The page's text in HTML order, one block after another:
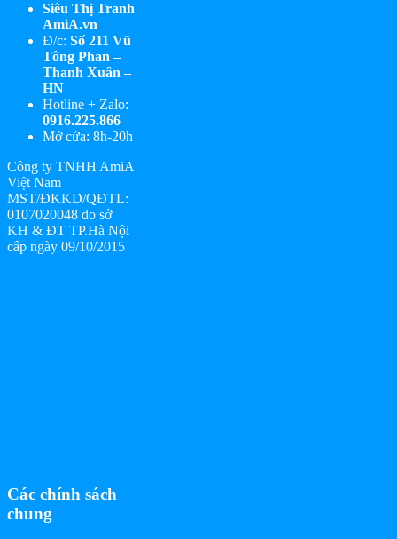
Siêu Thị Tranh
AmiA.vn
Đ/c: Số 211 Vũ
Tông Phan –
Thanh Xuân –
HN
Hotline + Zalo:
0916.225.866
Mở cửa: 8h-20h
Công ty TNHH AmiA
Việt Nam
MST/ĐKKD/QĐTL:
0107020048 do sở
KH & ĐT TP.Hà Nội
cấp ngày 09/10/2015
Các chính sách
chung